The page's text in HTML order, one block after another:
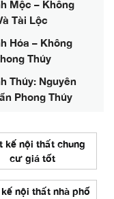
Mộc – Không
Tài Lộc
Hỏa – Không
Thủy
Thủy: Nguyên
Phong Thủy
kế nội thất chung
cư giá tốt
nội thất nhà phố